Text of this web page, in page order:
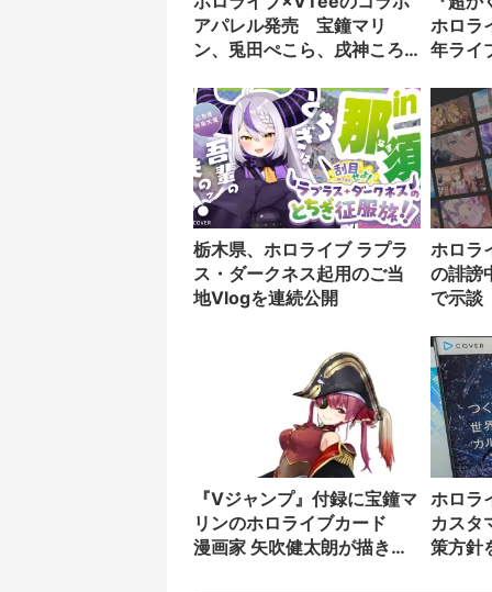
アパレル発売 宝鐘マリ
ン、兎田ぺこら、戌神ころ
ホロラ
年ライ
栃木県、ホロライブ ラプラ
ス・ダークネス起用のご当
地Vlogを連続公開
ホロラ
の誹謗
で示談
『Vジャンプ』付録に宝鐘マ
リンのホロライブカード
漫画家 矢吹健太朗が描き下
ホロラ
カスタ
策方針